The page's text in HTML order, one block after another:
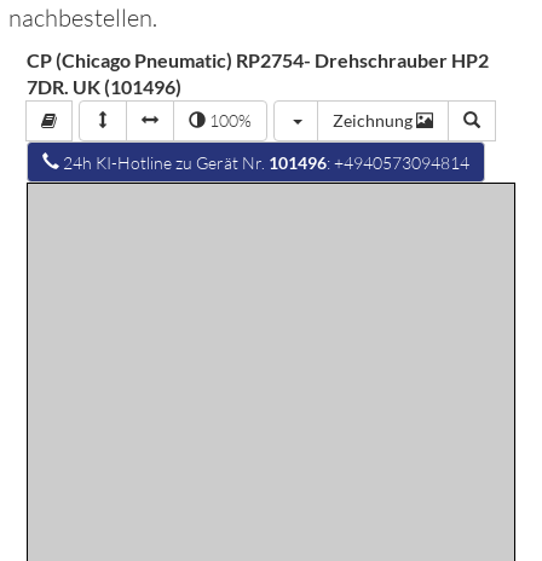
nachbestellen.
CP (Chicago Pneumatic) RP2754- Drehschrauber HP2
7DR. UK (101496)
100% Zeichnung
24h KI-Hotline zu Gerät Nr. 101496: +4940573094814